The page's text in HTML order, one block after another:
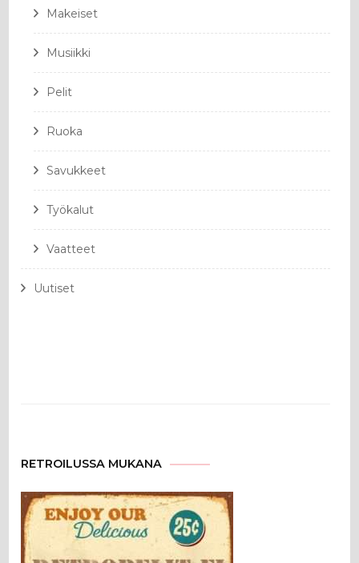
Makeiset
Musiikki
Pelit
Ruoka
Savukkeet
Työkalut
Vaatteet
Uutiset
RETROILUSSA MUKANA